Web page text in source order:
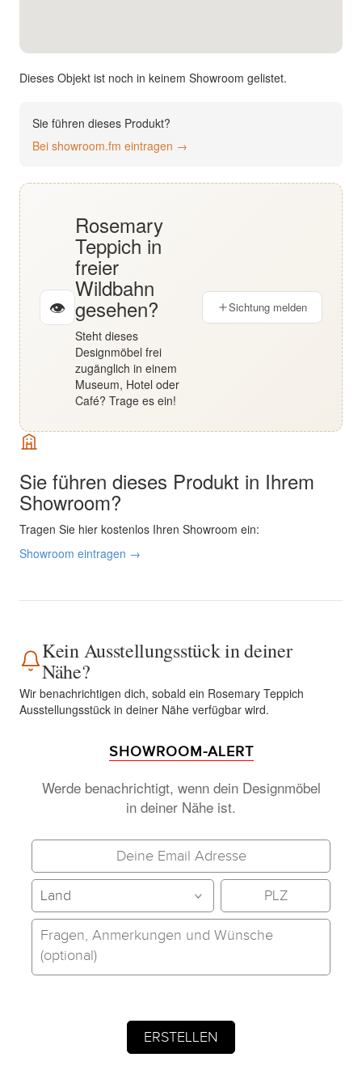
Dieses Objekt ist noch in keinem Showroom gelistet.
Sie führen dieses Produkt?
Bei showroom.fm eintragen →
👁
Rosemary
Teppich in
freier
Wildbahn
gesehen?
Steht dieses
Designmöbel frei
zugänglich in einem
Museum, Hotel oder
Café? Trage es ein!
Sichtung melden
Sie führen dieses Produkt in Ihrem
Showroom?
Tragen Sie hier kostenlos Ihren Showroom ein:
Showroom eintragen →
Kein Ausstellungsstück in deiner
Nähe?
Wir benachrichtigen dich, sobald ein Rosemary Teppich
Ausstellungsstück in deiner Nähe verfügbar wird.
SHOWROOM-ALERT
Werde benachrichtigt, wenn dein Designmöbel
in deiner Nähe ist.